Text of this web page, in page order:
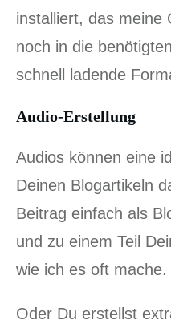
installiert, das meine
noch in die
schnell ladende
Audio-Erstellung
Audios können eine
Deinen Blogartikeln
Beitrag einfach als
und zu einem Teil
wie ich es oft mache.
Oder Du erstellst